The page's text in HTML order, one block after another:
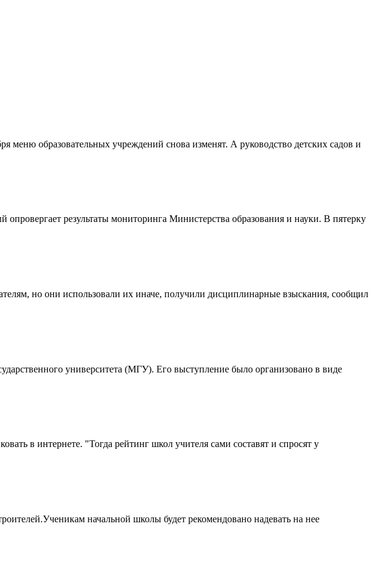
меню образовательных учреждений снова изменят. А руководство детских садов и
результаты мониторинга Министерства образования и науки. В пятерку
но они использовали их иначе, получили дисциплинарные взыскания, сообщил
университета (МГУ). Его выступление было организовано в виде
в интернете. "Тогда рейтинг школ учителя сами составят и спросят у
начальной школы будет рекомендовано надевать на нее